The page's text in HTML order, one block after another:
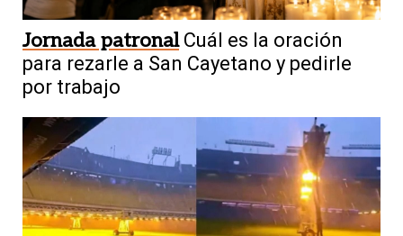
Jornada patronal Cuál es la oración
para rezarle a San Cayetano y pedirle
por trabajo